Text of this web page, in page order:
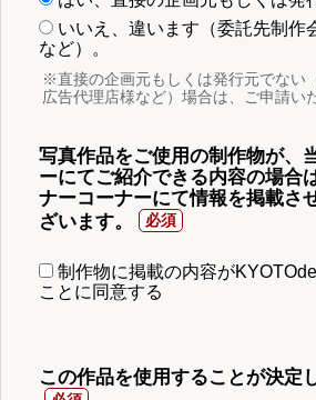
いいえ、違います（委託先制作
など）。
※直接の企画元もしくは発行元でない
広告代理店様など）場合は、ご申請い
写真作品をご使用の制作物が、
ーにてご紹介できる内容の場合
ナーコーナーにて情報を掲載さ
ざいます。
制作物に掲載の内容が
ことに同意する
この作品を使用することが決定